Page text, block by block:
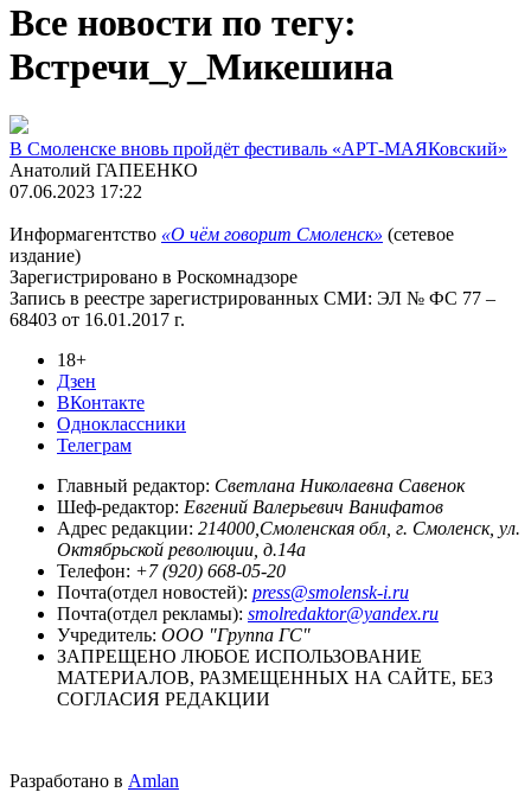
Все новости по тегу:
Встречи_у_Микешина
В Смоленске вновь пройдёт фестиваль «АРТ-МАЯКовский»
Анатолий ГАПЕЕНКО
07.06.2023 17:22
Информагентство «О чём говорит Смоленск» (сетевое
издание)
Зарегистрировано в Роскомнадзоре
Запись в реестре зарегистрированных СМИ: ЭЛ № ФС 77 –
68403 от 16.01.2017 г.
18+
Дзен
ВКонтакте
Одноклассники
Телеграм
Главный редактор: Светлана Николаевна Савенок
Шеф-редактор: Евгений Валерьевич Ванифатов
Адрес редакции: 214000,Смоленская обл, г. Смоленск, ул.
Октябрьской революции, д.14а
Телефон: +7 (920) 668-05-20
Почта(отдел новостей): press@smolensk-i.ru
Почта(отдел рекламы): smolredaktor@yandex.ru
Учредитель: ООО "Группа ГС"
ЗАПРЕЩЕНО ЛЮБОЕ ИСПОЛЬЗОВАНИЕ
МАТЕРИАЛОВ, РАЗМЕЩЕННЫХ НА САЙТЕ, БЕЗ
СОГЛАСИЯ РЕДАКЦИИ
Разработано в Amlan